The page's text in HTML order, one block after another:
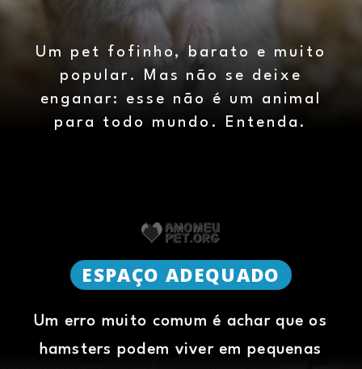
Um pet fofinho, barato e muito
popular. Mas não se deixe
enganar: esse não é um animal
para todo mundo. Entenda.
Um erro muito comum é achar que os
hamsters podem viver em pequenas
ESPAÇO ADEQUADO